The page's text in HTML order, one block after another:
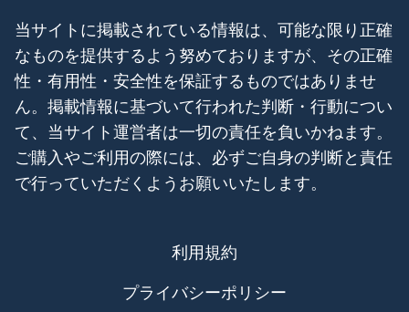
当サイトに掲載されている情報は、可能な限り正確
なものを提供するよう努めておりますが、その正確
性・有用性・安全性を保証するものではありませ
ん。掲載情報に基づいて行われた判断・行動につい
て、当サイト運営者は一切の責任を負いかねます。
ご購入やご利用の際には、必ずご自身の判断と責任
で行っていただくようお願いいたします。
利用規約
プライバシーポリシー